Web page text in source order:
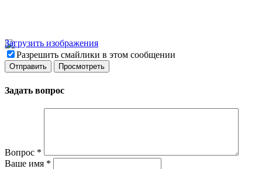
Загрузить изображения
Разрешить смайлики в этом сообщении
Задать вопрос
Вопрос *
Ваше имя *